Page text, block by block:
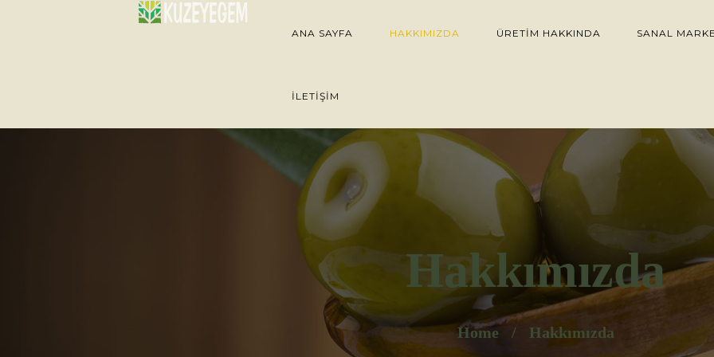
ANA SAYFA HAKKIMIZDA ÜRETIM HAKKINDA SANAL
İLETIŞIM
Hakkımızda
Home Hakkımızda